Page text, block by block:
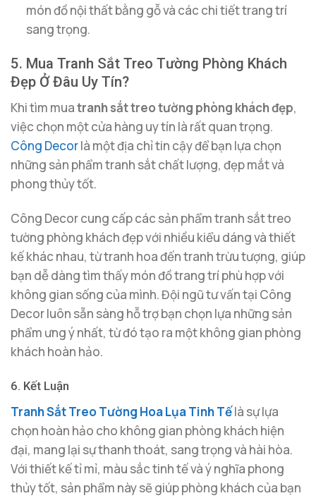
món đồ nội thất bằng gỗ và các chi tiết trang trí
sang trọng.
5. Mua Tranh Sắt Treo Tường Phòng Khách
Đẹp Ở Đâu Uy Tín?
Khi tìm muatranh sắt treo tường phòng khách đẹp,
việc chọn một cửa hàng uy tín là rất quan trọng.
Công Decorlà một địa chỉ tin cậy để bạn lựa chọn
những sản phẩm tranh sắt chất lượng, đẹp mắt và
phong thủy tốt.
Công Decor cung cấp các sản phẩm tranh sắt treo
tường phòng khách đẹp với nhiều kiểu dáng và thiết
kế khác nhau, từ tranh hoa đến tranh trừu tượng, giúp
bạn dễ dàng tìm thấy món đồ trang trí phù hợp với
không gian sống của mình. Đội ngũ tư vấn tại Công
Decor luôn sẵn sàng hỗ trợ bạn chọn lựa những sản
phẩm ưng ý nhất, từ đó tạo ra một không gian phòng
khách hoàn hảo.
6. Kết Luận
Tranh Sắt Treo Tường Hoa Lụa Tinh Tếlà sự lựa
chọn hoàn hảo cho không gian phòng khách hiện
đại, mang lại sự thanh thoát, sang trọng và hài hòa.
Với thiết kế tỉ mỉ, màu sắc tinh tế và ý nghĩa phong
thủy tốt, sản phẩm này sẽ giúp phòng khách của bạn